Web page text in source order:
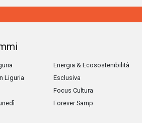
Liguria
Energia & Ecosostenibilità
Esclusiva
Focus Cultura
Forever Samp